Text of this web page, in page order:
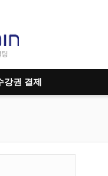
강권 결제